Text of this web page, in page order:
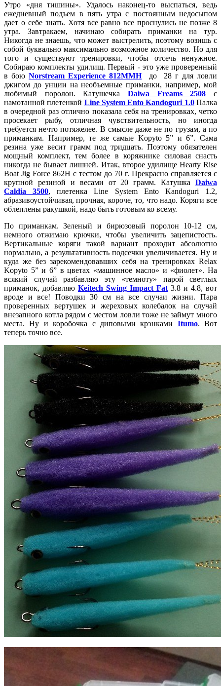
Утро «дня тишины». Удалось наконец-то выспаться, ведь
ежедневный подъем в пять утра с постоянным недосыпом
дает о себе знать. Хотя все равно все проснулись не позже 8
утра. Завтракаем, начинаю собирать приманки на тур.
Никогда не знаешь, что может выстрелить, поэтому возишь с
собой буквально максимально возможное количество. Но для
того и существуют тренировки, чтобы отсечь ненужное.
Собираю комплекты удилищ. Первый - это уже проверенный
в боюNorstream Experience 812MMHдо 28 г для ловли
джигом до унции на необъемные приманки, например, мой
любимый поролон. Катушечка Daiwa Freams 2508 c
намотанной плетенкой Line System Ento Kandoguri 1.0Палка
в очередной раз отлично показала себя на тренировках, четко
просекает рыбу, отличная чувствительность, но иногда
требуется нечто потяжелее. В смысле даже не по грузам, а по
приманкам. Например, те же самые Kopyto 5” и 6”. Сама
резина уже весит грамм под тридцать. Поэтому обязателен
мощный комплект, тем более в коряжнике силовая снасть
никогда не бывает лишней. Итак, второе удилище Hearty Rise
Boat Jig Force 862H с тестом до 70 г. Прекрасно справляется с
крупной резиной и весами от 20 грамм. Катушка Daiwa
Caldia 3500, плетенка Line System Ento Kandoguri 1.2,
абразивоустойчивая, прочная, короче, то, что надо. Коряги все
облеплены ракушкой, надо быть готовым ко всему.
По приманкам. Зеленый и бирюзовый поролон 10-12 см,
немного отжимаю крючки, чтобы увеличить зацепистость.
Вертикальные коряги такой вариант проходит абсолютно
нормально, а результативность подсечки увеличивается. Ну и
куда же без зарекомендовавших себя на тренировках Relax
Kopyto 5” и 6” в цветах «машинное масло» и «фиолет». На
всякий случай разбавляю эту «темноту» парой светлых
приманок, добавляю Keitech Swing Impact Fat 3.8 и 4.8, вот
вроде и все! Поводки 30 см на все случаи жизни. Пара
проверенных вертушек и жереховых колебалок на случай
внезапного котла рядом с местом ловли тоже не займут много
места. Ну и коробочка с диповыми крэнками Itumo. Вот
теперь точно все.